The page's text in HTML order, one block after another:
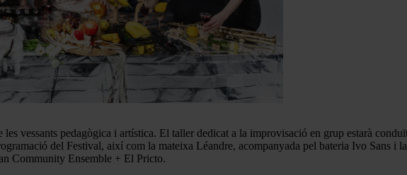
vessants pedagògica i artística. El taller dedicat a la improvisació en grup estarà
del Festival, així com la mateixa Léandre, acompanyada pel bateria Ivo Sans i
Community Ensemble + El Pricto.